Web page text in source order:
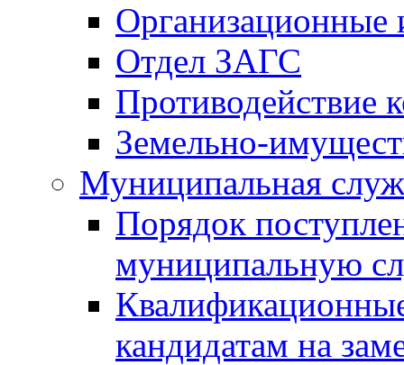
Отдел ЗАГС
Противодействие
Земельно-
Муниципальная
Порядок
муниципальную
кандидатам на